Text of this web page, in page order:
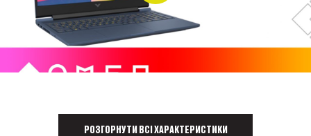
РОЗГОРНУТИ ВСІ ХАРАКТЕРИСТИКИ